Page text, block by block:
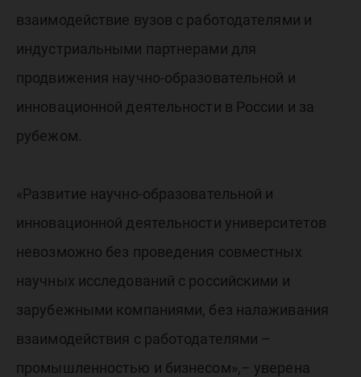
взаимодействие вузов с работодателями и
индустриальными партнерами для
продвижения научно-образовательной и
инновационной деятельности в России и за
рубежом.
«Развитие научно-образовательной и
инновационной деятельности университетов
невозможно без проведения совместных
научных исследований с российскими и
зарубежными компаниями, без налаживания
взаимодействия с работодателями –
промышленностью и бизнесом»,– уверена